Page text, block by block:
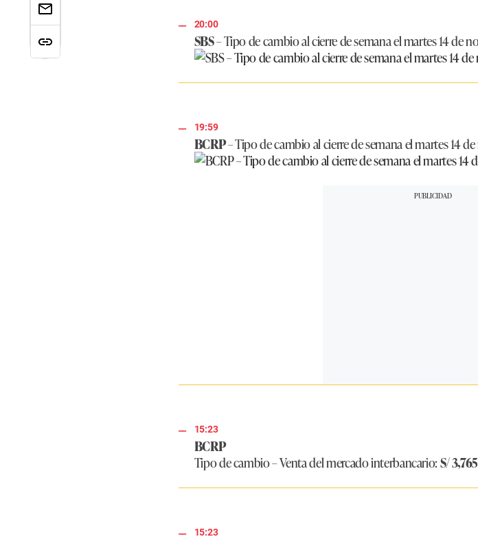
20:00
SBS– Tipo de cambio al cierre de semana el martes 14 de
19:59
BCRP– Tipo de cambio al cierre de semana el martes 14
15:23
BCRP
Tipo de cambio – Venta del mercado interbancario:S/
15:23